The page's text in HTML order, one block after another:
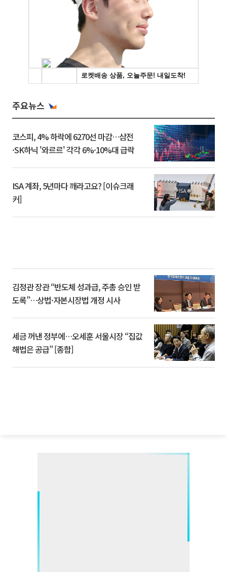
주요뉴스
코스피, 4% 하락에 6270선 마감…삼전
·SK하닉 '와르르' 각각 6%·10%대 급락
ISA 계좌, 5년마다 깨라고요? [이슈크래
커]
김정관 장관 “반도체 성과급, 주총 승인 받
도록”…상법·자본시장법 개정 시사
세금 꺼낸 정부에…오세훈 서울시장 “집값
해법은 공급” [종합]